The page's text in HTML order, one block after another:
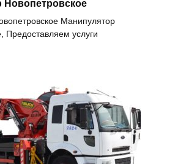
Новопетровское
Манипулятор
Предоставляем услуги